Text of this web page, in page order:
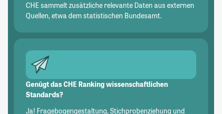
CHE sammelt zusätzliche relevante Daten aus externen
Quellen, etwa dem statistischen Bundesamt.
Genügt das CHE Ranking wissenschaftlichen
Standards?
Ja! Fragebogengestaltung, Stichprobenziehung und